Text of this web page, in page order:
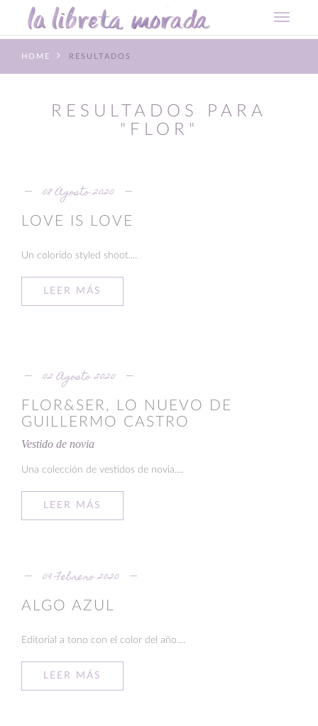
HOME RESULTADOS
RESULTADOS PARA
"FLOR"
08 Agosto 2020
LOVE IS LOVE
Un colorido styled shoot....
LEER MÁS
02 Agosto 2020
FLOR&SER, LO NUEVO DE
GUILLERMO CASTRO
Vestido de novia
Una colección de vestidos de novia....
LEER MÁS
09 Febrero 2020
ALGO AZUL
Editorial a tono con el color del año....
LEER MÁS